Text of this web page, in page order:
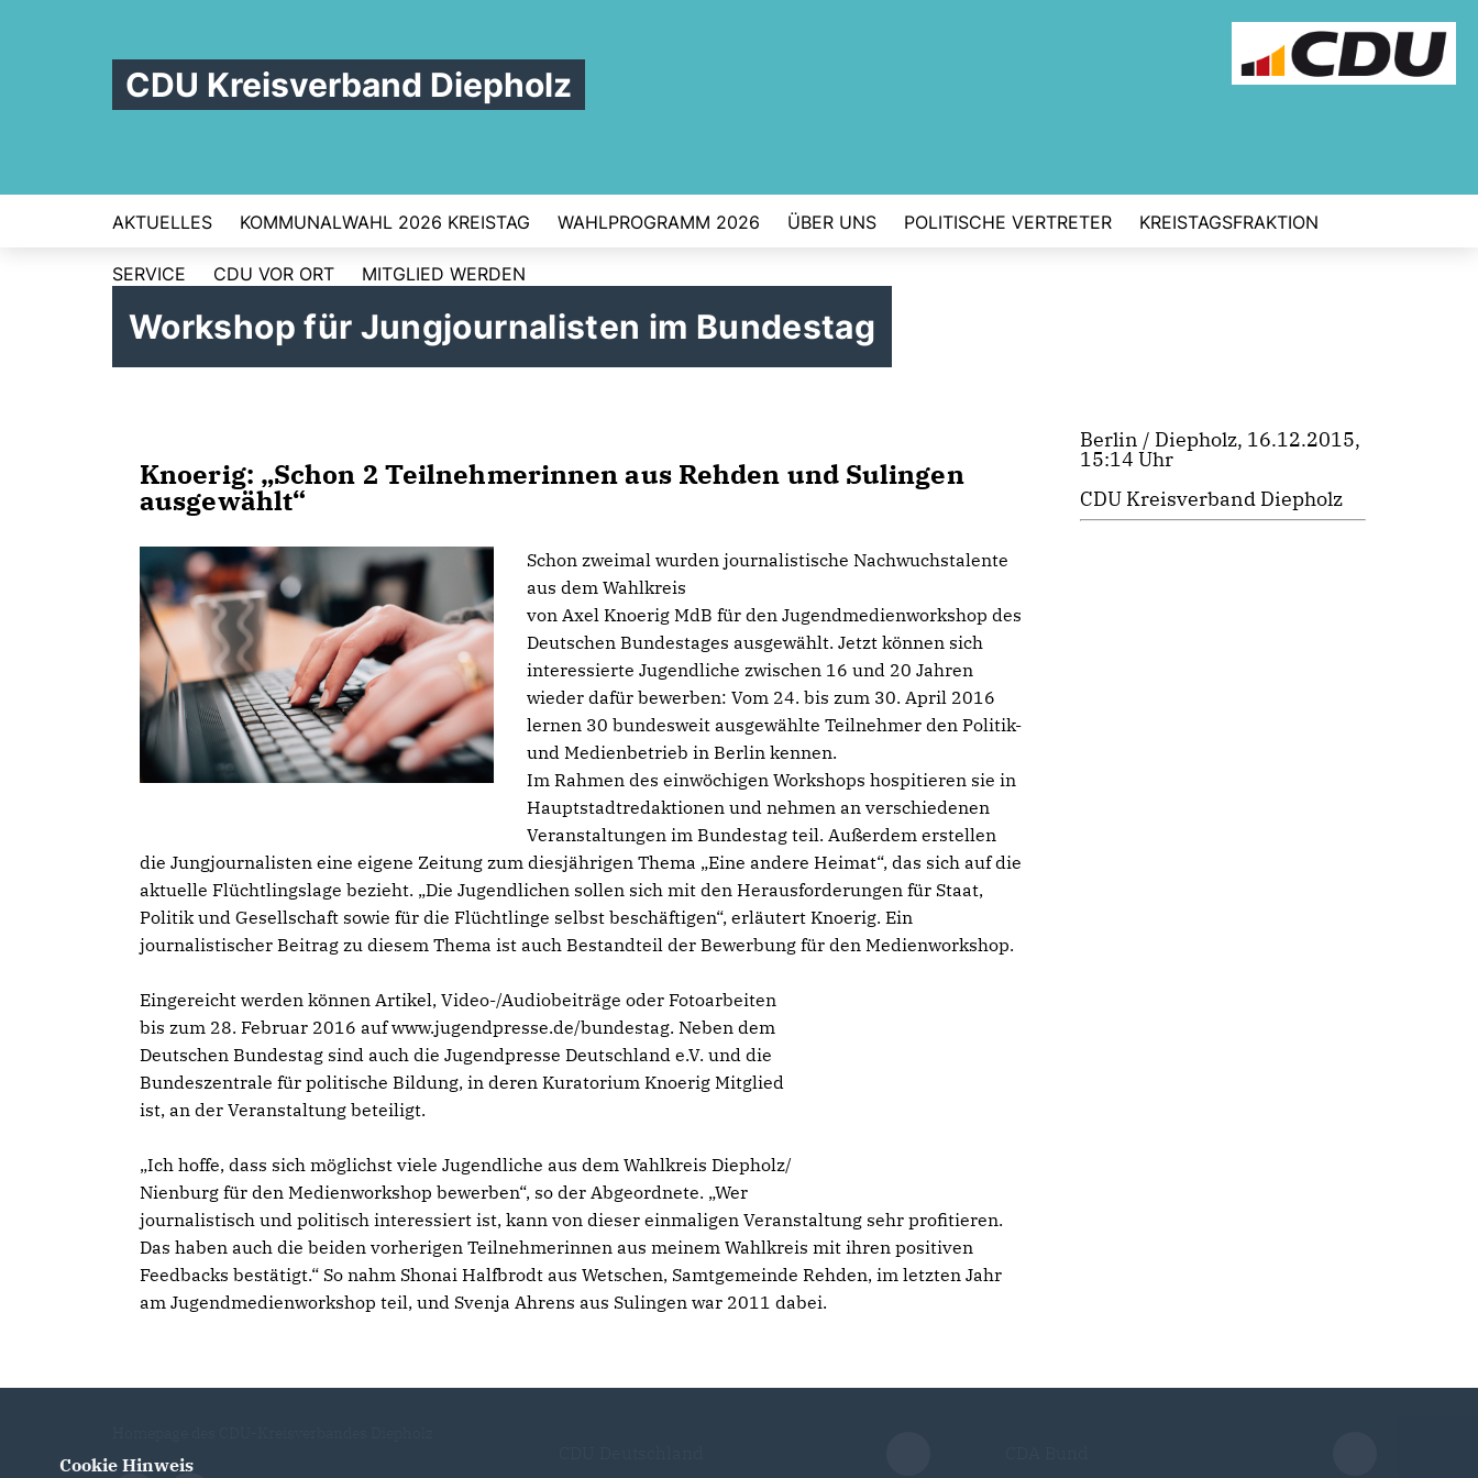
CDU Kreisverband Diepholz
AKTUELLES KOMMUNALWAHL 2026 KREISTAG WAHLPROGRAMM 2026 ÜBER UNS POLITISCHE VERTRETER KREISTAGSFRAKTION
SERVICE CDU VOR ORT MITGLIED WERDEN
Workshop für Jungjournalisten im Bundestag
Knoerig: „Schon 2 Teilnehmerinnen aus Rehden und Sulingen
ausgewählt“
Schon zweimal wurden journalistische Nachwuchstalente
aus dem Wahlkreis
von Axel Knoerig MdB für den Jugendmedienworkshop des
Deutschen Bundestages ausgewählt. Jetzt können sich
interessierte Jugendliche zwischen 16 und 20 Jahren
wieder dafür bewerben: Vom 24. bis zum 30. April 2016
lernen 30 bundesweit ausgewählte Teilnehmer den Politik-
und Medienbetrieb in Berlin kennen.
Im Rahmen des einwöchigen Workshops hospitieren sie in
Hauptstadtredaktionen und nehmen an verschiedenen
Veranstaltungen im Bundestag teil. Außerdem erstellen
die Jungjournalisten eine eigene Zeitung zum diesjährigen Thema „Eine andere Heimat“, das sich auf die
aktuelle Flüchtlingslage bezieht. „Die Jugendlichen sollen sich mit den Herausforderungen für Staat,
Politik und Gesellschaft sowie für die Flüchtlinge selbst beschäftigen“, erläutert Knoerig. Ein
journalistischer Beitrag zu diesem Thema ist auch Bestandteil der Bewerbung für den Medienworkshop.
Eingereicht werden können Artikel, Video-/Audiobeiträge oder Fotoarbeiten
bis zum 28. Februar 2016 auf www.jugendpresse.de/bundestag. Neben dem
Deutschen Bundestag sind auch die Jugendpresse Deutschland e.V. und die
Bundeszentrale für politische Bildung, in deren Kuratorium Knoerig Mitglied
ist, an der Veranstaltung beteiligt.
Ich hoffe, dass sich möglichst viele Jugendliche aus dem Wahlkreis Diepholz/
Nienburg für den Medienworkshop bewerben“, so der Abgeordnete. „Wer
journalistisch und politisch interessiert ist, kann von dieser einmaligen Veranstaltung sehr profitieren.
Das haben auch die beiden vorherigen Teilnehmerinnen aus meinem Wahlkreis mit ihren positiven
Feedbacks bestätigt.“ So nahm Shonai Halfbrodt aus Wetschen, Samtgemeinde Rehden, im letzten Jahr
am Jugendmedienworkshop teil, und Svenja Ahrens aus Sulingen war 2011 dabei.
Berlin / Diepholz, 16.12.2015,
15:14 Uhr
CDU Kreisverband Diepholz
Cookie Hinweis